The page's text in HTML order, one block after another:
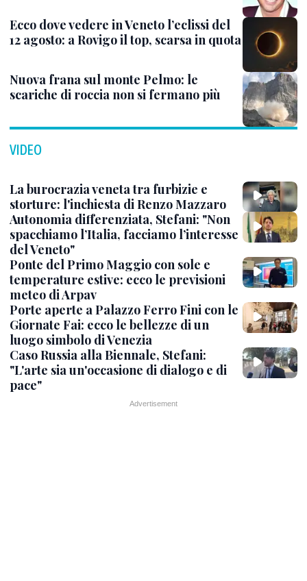
Ecco dove vedere in Veneto l’eclissi del
12 agosto: a Rovigo il top, scarsa in quota
Nuova frana sul monte Pelmo: le
scariche di roccia non si fermano più
VIDEO
La burocrazia veneta tra furbizie e
storture: l'inchiesta di Renzo Mazzaro
Autonomia differenziata, Stefani: "Non
spacchiamo l’Italia, facciamo l’interesse
del Veneto"
Ponte del Primo Maggio con sole e
temperature estive: ecco le previsioni
meteo di Arpav
Porte aperte a Palazzo Ferro Fini con le
Giornate Fai: ecco le bellezze di un
luogo simbolo di Venezia
Caso Russia alla Biennale, Stefani:
"L'arte sia un'occasione di dialogo e di
pace"